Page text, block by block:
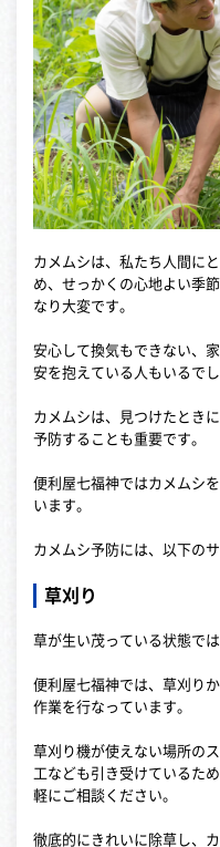
カメムシは、私たち人間に
め、せっかくの心地よい季
なり大変です。
安心して換気もできない、
安を抱えている人もいるでし
カメムシは、見つけたとき
予防することも重要です。
便利屋七福神ではカメムシ
います。
カメムシ予防には、以下の
草刈り
草が生い茂っている状態で
便利屋七福神では、草刈り
作業を行なっています。
草刈り機が使えない場所の
工なども引き受けているた
軽にご相談ください。
徹底的にきれいに除草し、